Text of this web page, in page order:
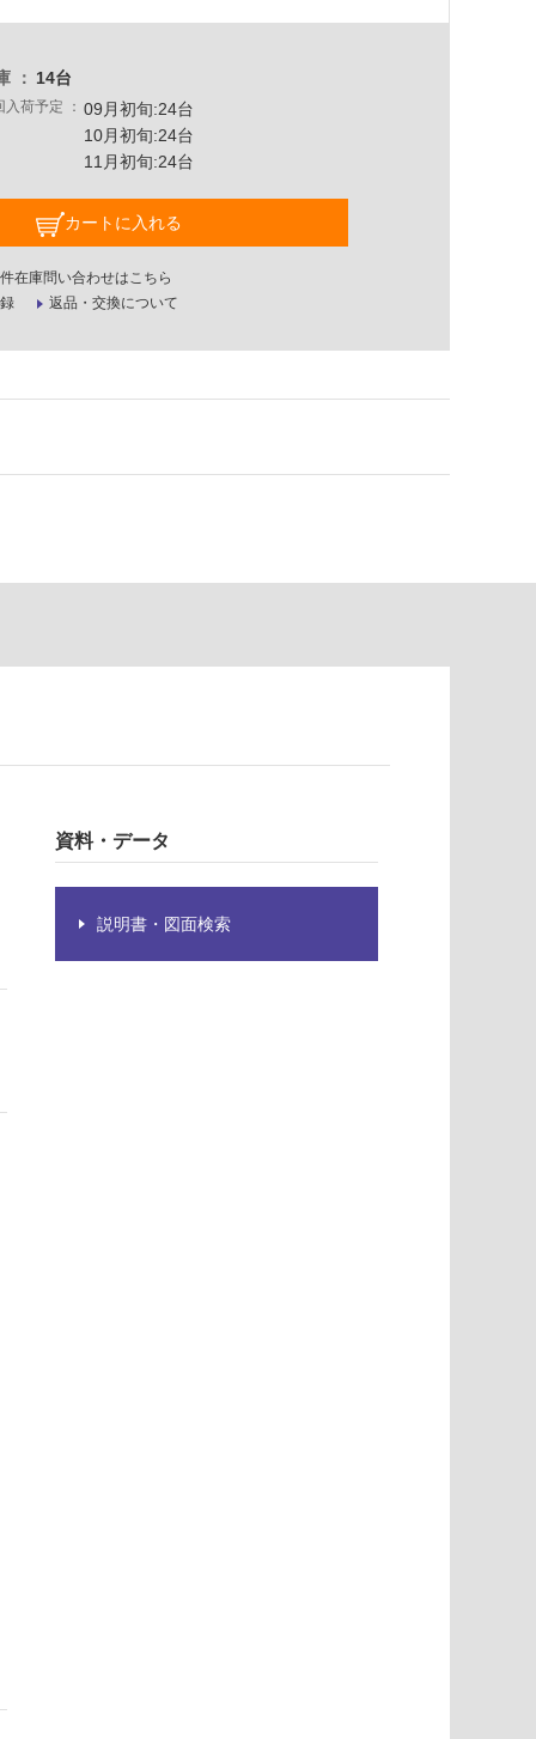
14台
入荷予定
09月初旬:24台
10月初旬:24台
11月初旬:24台
カートに入れる
在庫問い合わせはこちら
返品・交換について
資料・データ
説明書・図面検索